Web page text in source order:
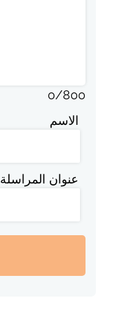
0/800
الاسم
عنوان المراسلة